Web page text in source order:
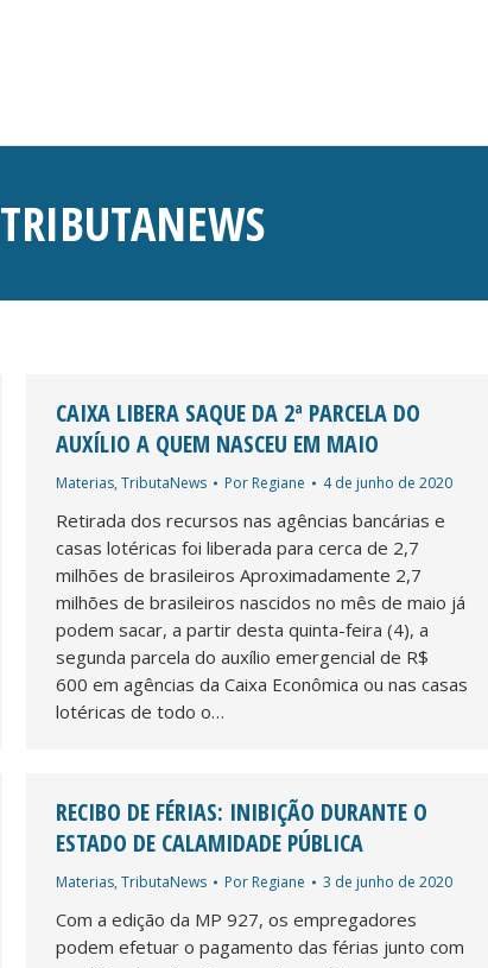
TRIBUTANEWS
CAIXA LIBERA SAQUE DA 2ª PARCELA DO
AUXÍLIO A QUEM NASCEU EM MAIO
Materias,TributaNews Por Regiane 4 de junho de 2020
Retirada dos recursos nas agências bancárias e
casas lotéricas foi liberada para cerca de 2,7
milhões de brasileiros Aproximadamente 2,7
milhões de brasileiros nascidos no mês de maio já
podem sacar, a partir desta quinta-feira (4), a
segunda parcela do auxílio emergencial de R$
600 em agências da Caixa Econômica ou nas casas
lotéricas de todo o…
RECIBO DE FÉRIAS: INIBIÇÃO DURANTE O
ESTADO DE CALAMIDADE PÚBLICA
Materias,TributaNews Por Regiane 3 de junho de 2020
Com a edição da MP 927, os empregadores
podem efetuar o pagamento das férias junto com